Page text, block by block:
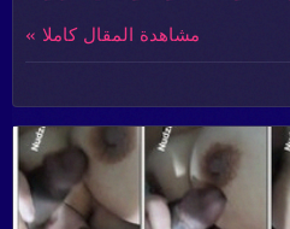
مشاهدة المقال كاملا »